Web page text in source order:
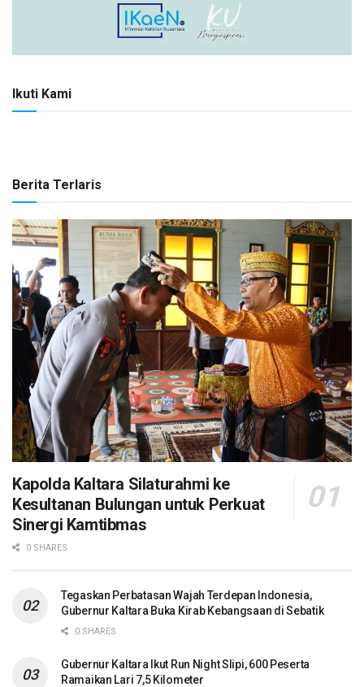
Ikuti Kami
Berita Terlaris
Kapolda Kaltara Silaturahmi ke
Kesultanan Bulungan untuk Perkuat
Sinergi Kamtibmas
0 SHARES
Tegaskan Perbatasan Wajah Terdepan Indonesia,
Gubernur Kaltara Buka Kirab Kebangsaan di Sebatik
0 SHARES
Gubernur Kaltara Ikut Run Night Slipi, 600 Peserta
Ramaikan Lari 7,5 Kilometer